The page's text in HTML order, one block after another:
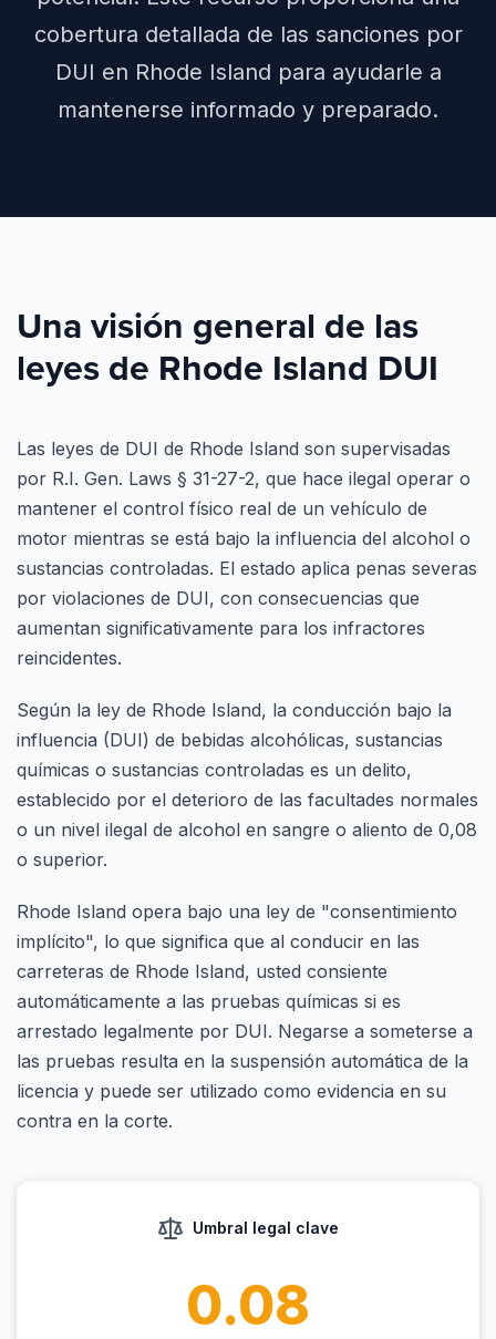
cobertura detallada de las sanciones por
DUI en Rhode Island para ayudarle a
mantenerse informado y preparado.
Una visión general de las
leyes de Rhode Island DUI
Las leyes de DUI de Rhode Island son supervisadas
por R.I. Gen. Laws § 31-27-2, que hace ilegal operar o
mantener el control físico real de un vehículo de
motor mientras se está bajo la influencia del alcohol o
sustancias controladas. El estado aplica penas severas
por violaciones de DUI, con consecuencias que
aumentan significativamente para los infractores
reincidentes.
Según la ley de Rhode Island, la conducción bajo la
influencia (DUI) de bebidas alcohólicas, sustancias
químicas o sustancias controladas es un delito,
establecido por el deterioro de las facultades normales
o un nivel ilegal de alcohol en sangre o aliento de 0,08
o superior.
Rhode Island opera bajo una ley de "consentimiento
implícito", lo que significa que al conducir en las
carreteras de Rhode Island, usted consiente
automáticamente a las pruebas químicas si es
arrestado legalmente por DUI. Negarse a someterse a
las pruebas resulta en la suspensión automática de la
licencia y puede ser utilizado como evidencia en su
contra en la corte.
Umbral legal clave
0.08